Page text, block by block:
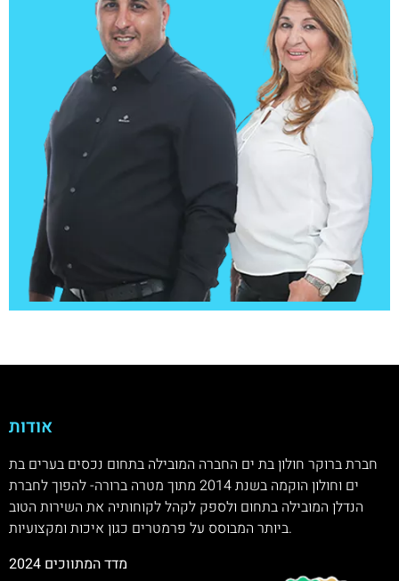
אודות
חברת ברוקר חולון בת ים החברה המובילה בתחום נכסים בערים בת
ים וחולון הוקמה בשנת 2014 מתוך מטרה ברורה- להפוך לחברת
הנדלן המובילה בתחום ולספק לקהל לקוחותיה את השירות הטוב
ביותר המבוסס על פרמטרים כגון איכות ומקצועיות.